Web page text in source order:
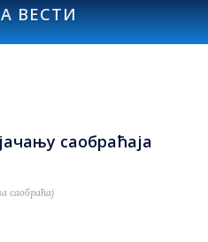
ВЕСТИ
саобраћаја
саобраћај